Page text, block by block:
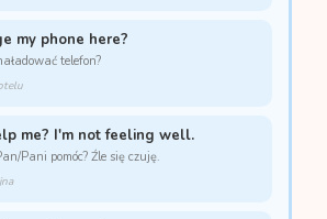
my phone here?
telefon?
me? I'm not feeling well.
Pani pomóc? Źle się czuję.